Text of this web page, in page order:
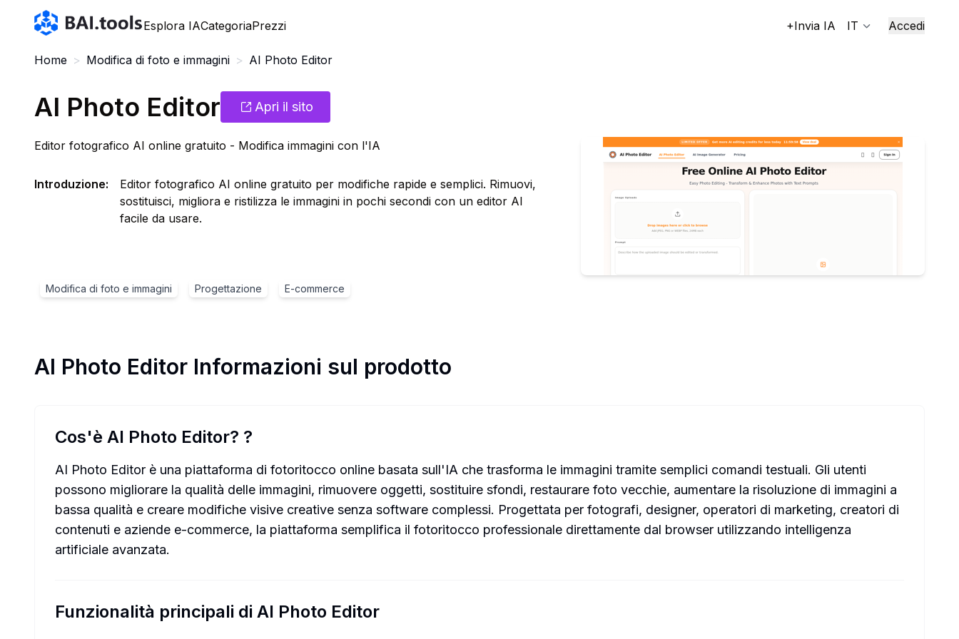
Bai.tools
Esplora IACategoriaPrezzi +Invia IA IT Accedi
Home > Modifica di foto e immagini > AI Photo Editor
AI Photo Editor Apri il sito
Editor fotografico AI online gratuito - Modifica immagini con l'IA
Introduzione:
Editor fotografico AI online gratuito per modifiche rapide e semplici. Rimuovi,
sostituisci, migliora e ristilizza le immagini in pochi secondi con un editor AI
facile da usare.
Modifica di foto e immagini Progettazione E-commerce
AI Photo Editor Informazioni sul prodotto
Cos'è AI Photo Editor? ?
AI Photo Editor è una piattaforma di fotoritocco online basata sull'IA che trasforma le immagini tramite semplici comandi testuali. Gli utenti
possono migliorare la qualità delle immagini, rimuovere oggetti, sostituire sfondi, restaurare foto vecchie, aumentare la risoluzione di immagini a
bassa qualità e creare modifiche visive creative senza software complessi. Progettata per fotografi, designer, operatori di marketing, creatori di
contenuti e aziende e-commerce, la piattaforma semplifica il fotoritocco professionale direttamente dal browser utilizzando intelligenza
artificiale avanzata.
Funzionalità principali di AI Photo Editor